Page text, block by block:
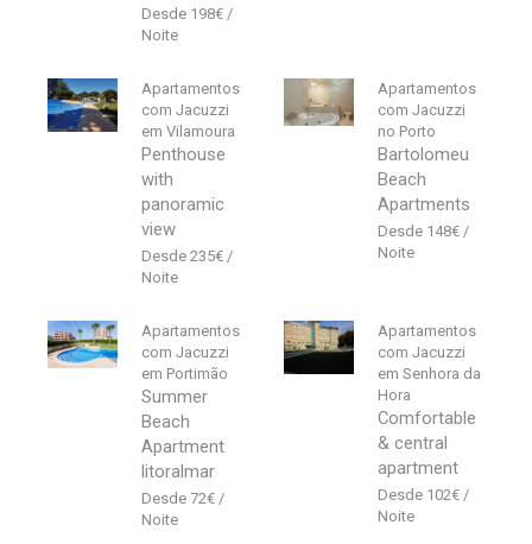
198€
Apartamentos
com Jacuzzi
em Vilamoura
Penthouse
with
panoramic
view
235€
Apartamentos
com Jacuzzi
no Porto
Bartolomeu
Beach
Apartments
148€
Apartamentos
com Jacuzzi
em Portimão
Summer
Beach
Apartment
litoralmar
72€
Apartamentos
com Jacuzzi
em Senhora da
Hora
Comfortable
& central
apartment
102€